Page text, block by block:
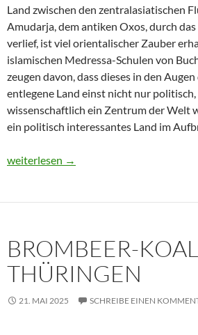
Land zwischen den zentralasiatischen
Amudarja, dem antiken Oxos, durch
verlief, ist viel orientalischer Zauber
islamischen Medressa-Schulen von
zeugen davon, dass dieses in den
entlegene Land einst nicht nur politisch,
wissenschaftlich ein Zentrum der Welt
ein politisch interessantes Land im
Usbekistan 2025: Unterwegs in einem
weiterlesen →
BROMBEER-
THÜRINGEN
21. MAI 2025 SCHREIBE EINEN